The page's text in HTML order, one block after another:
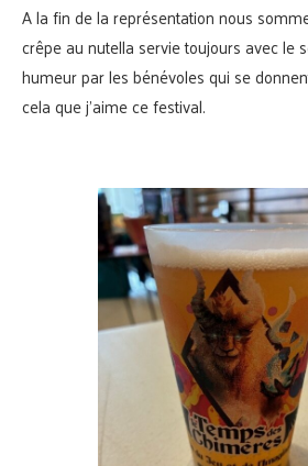
A la fin de la représentation nous
crêpe au nutella servie toujours avec le
humeur par les bénévoles qui se
cela que j’aime ce festival.